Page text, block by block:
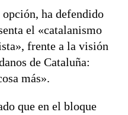
opción, ha defendido
el «catalanismo
frente a la visión
de Cataluña:
más».
que en el bloque